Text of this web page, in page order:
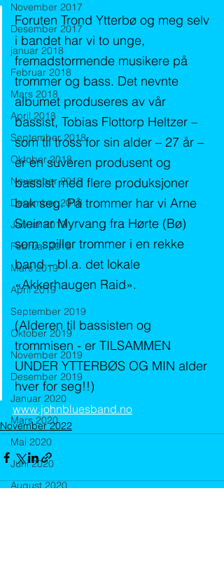
November 2017
Desember 2017
januar 2018
Februar 2018
Mars 2018
April 2018
September 2018
Oktober 2018
November 2018
Desember 2018
Januar 2019
Februar 2019
Mars 2019
April 2019
September 2019
Oktober 2019
November 2019
Desember 2019
Januar 2020
Mars 2020
Mai 2020
Juni 2020
August 2020
Foruten Trond Ytterbø og meg selv
i bandet har vi to unge,
fremadstormende musikere på
trommer og bass. Det nevnte
albumet produseres av vår
bassist, Tobias Flottorp Heltzer –
som til tross for sin alder – 27 år –
er en suveren produsent og
bassist med flere produksjoner
bak seg. På trommer har vi Arne
Steinar Myrvang fra Hørte (Bø)
som spiller trommer i en rekke
band – bl.a. det lokale
«Akkerhaugen Raid».
(Alderen til bassisten og
trommisen - er TILSAMMEN
UNDER YTTERBØS OG MIN alder
hver for seg!!)
www.johnbluesband.no
November 2022